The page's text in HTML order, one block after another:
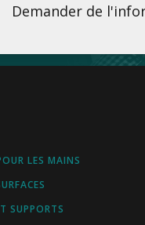
Demander de
LES MAINS
SUPPORTS